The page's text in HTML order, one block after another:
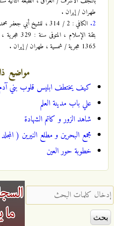
طهران / إيران .
2.
الكافي : 2 / 314 ، للشيخ
بثقة الإسلام
1365 هجرية / شمسية ، طهران / إيران .
مواضيع
كيف يختطف ابليس قلوب بني
علي باب مدينة العلم
شاهد الزور و كاتم الشهادة
مجمع البحرين و مطلع النيرين (
خطوبة حور العين
‏إدخال كلمات البحث ‏